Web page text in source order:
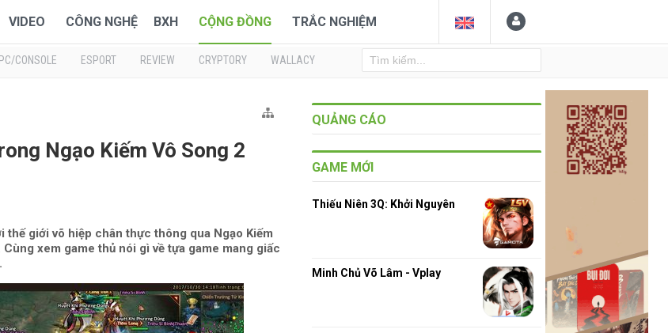
VIDEO CÔNG NGHỆ BXH CỘNG ĐỒNG TRẮC NGHIỆM
PC/CONSOLE ESPORT REVIEW CRYPTORY WALLACY
Ngạo Kiếm Vô Song 2
giới võ hiệp chân thực thông qua Ngạo Kiếm
xem game thủ nói gì về tựa game mang giấc
QUẢNG CÁO
GAME MỚI
Thiếu Niên 3Q: Khởi Nguyên
Minh Chủ Võ Lâm - Vplay